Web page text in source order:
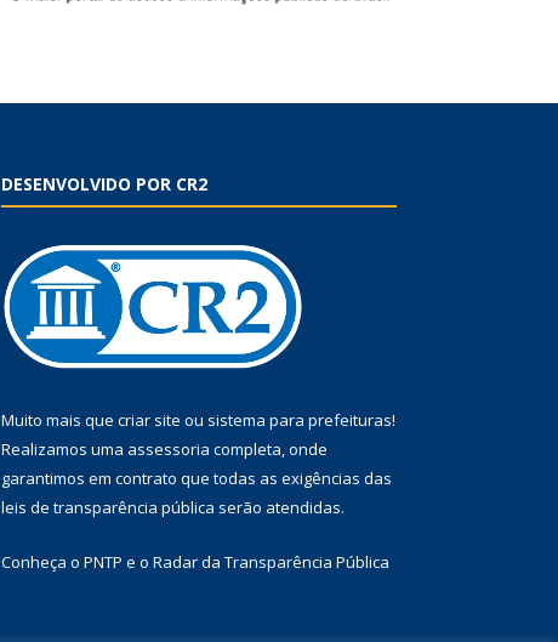
DESENVOLVIDO POR CR2
Muito mais que criar site ou sistema para prefeituras!
Realizamos uma assessoria completa, onde
garantimos em contrato que todas as exigências das
leis de transparência pública serão atendidas.
Conheça o PNTP e o Radar da Transparência Pública